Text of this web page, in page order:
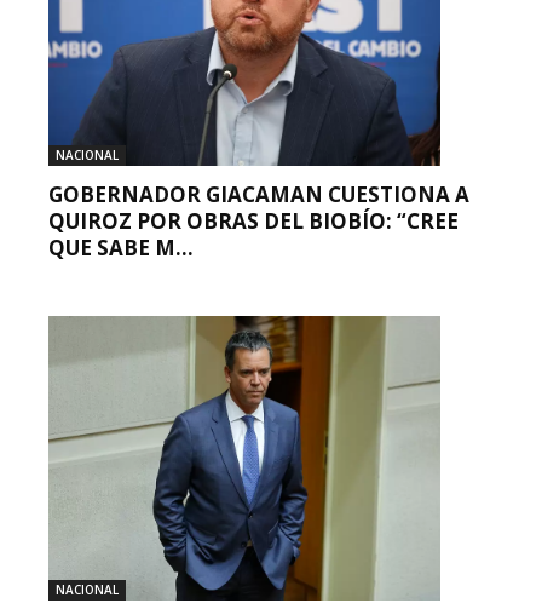
NACIONAL
GOBERNADOR GIACAMAN CUESTIONA A
QUIROZ POR OBRAS DEL BIOBÍO: “CREE
QUE SABE M...
NACIONAL